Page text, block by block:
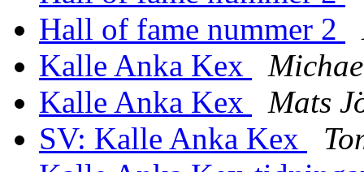
Hall of fame nummer 2
Kalle Anka Kex
Kalle Anka Kex
Mats
SV: Kalle Anka Kex